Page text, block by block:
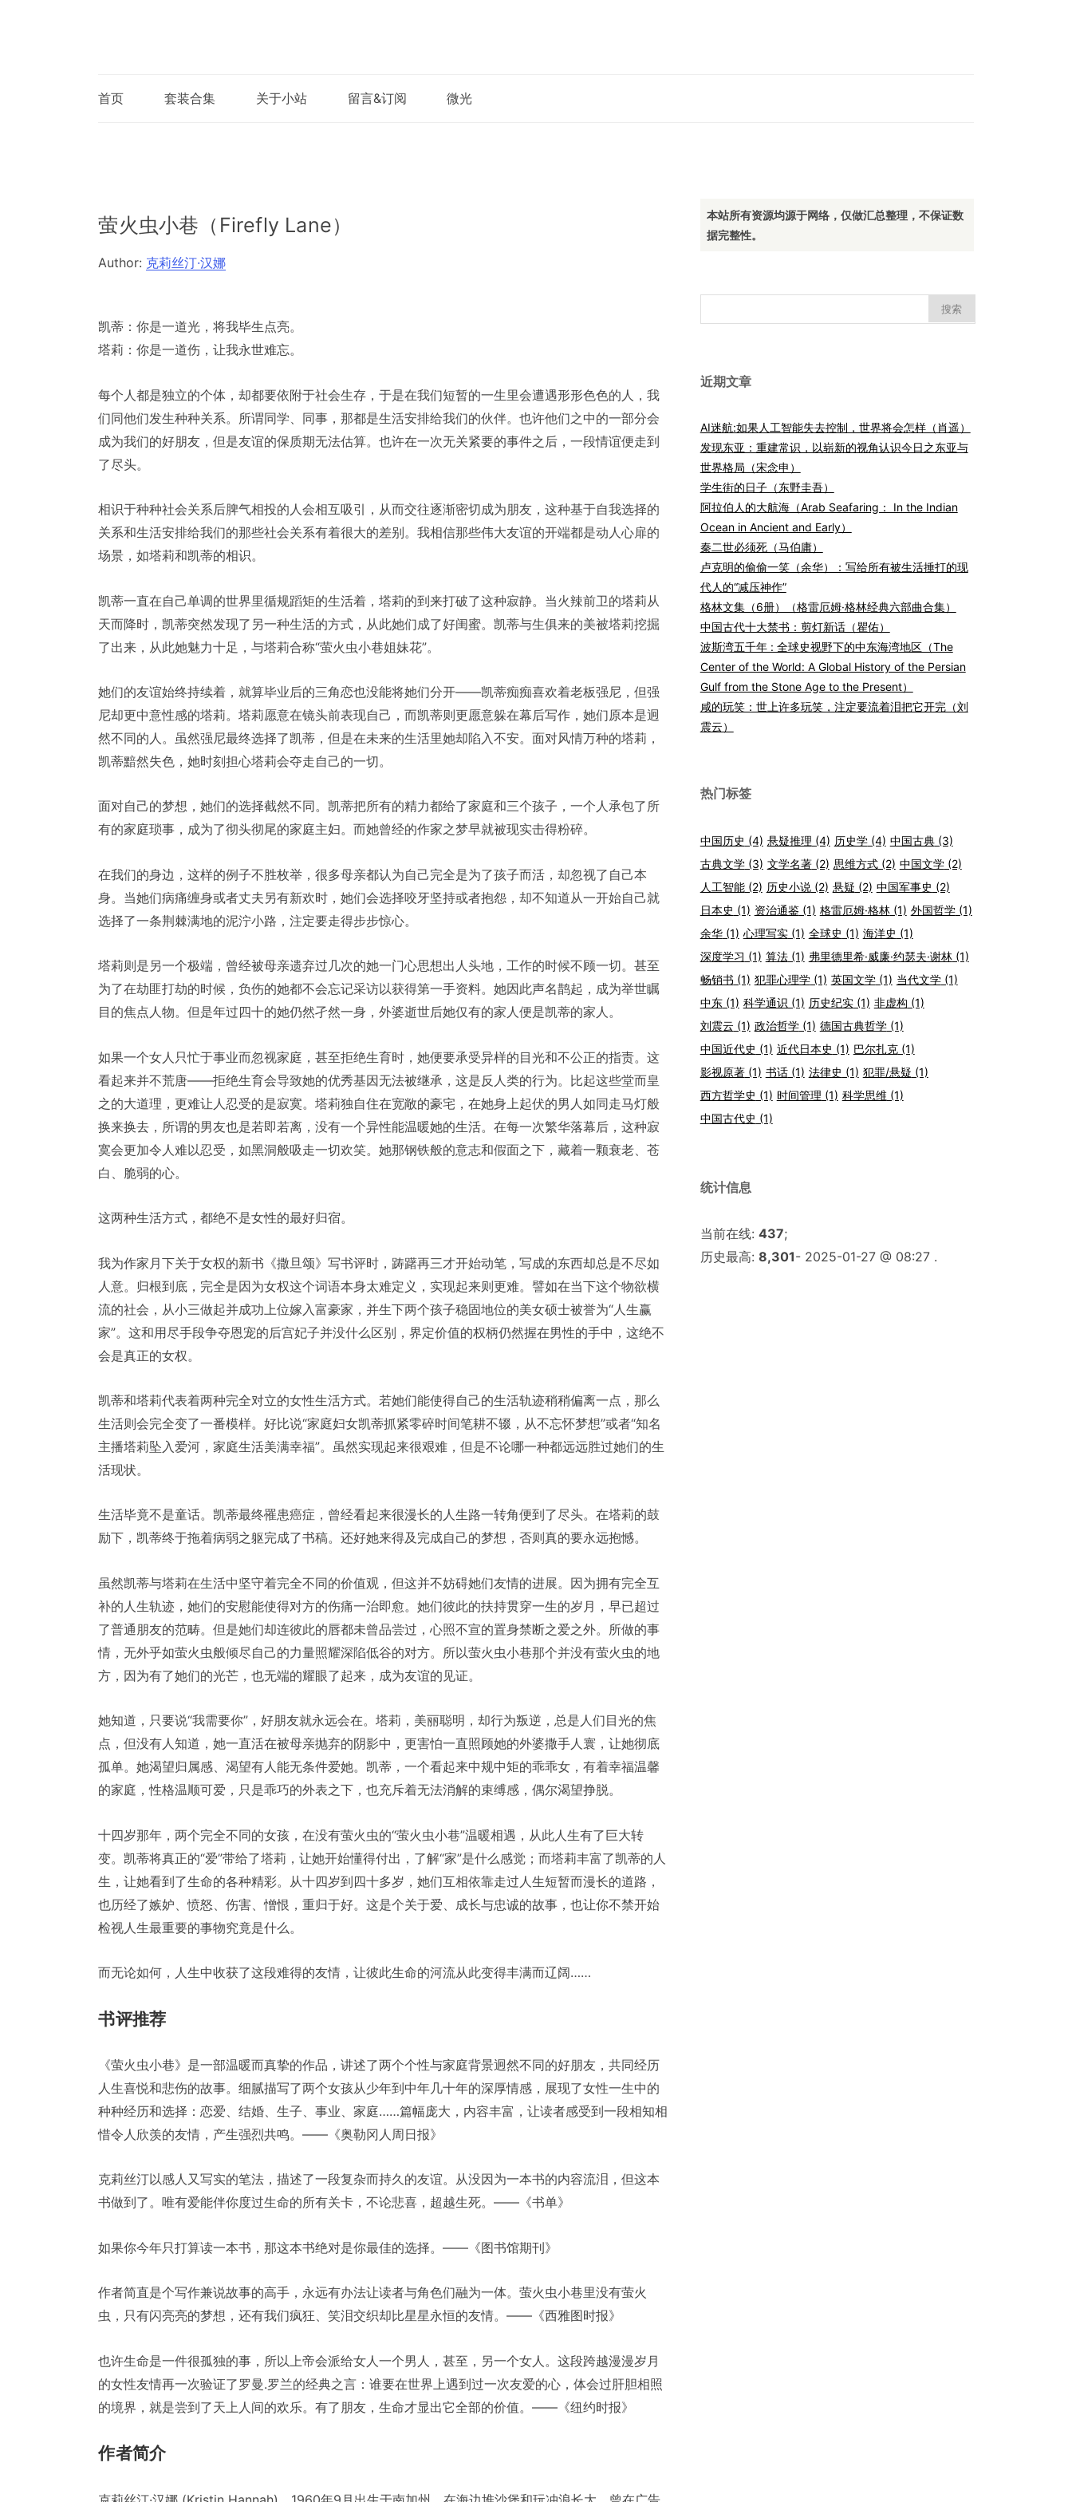
首页 套装合集 关于小站 留言&订阅 微光
萤火虫小巷（Firefly Lane）
Author: 克莉丝汀·汉娜
凯蒂：你是一道光，将我毕生点亮。
塔莉：你是一道伤，让我永世难忘。
每个人都是独立的个体，却都要依附于社会生存，于是在我们短暂的一生里会遭遇形形色色的人，我
们同他们发生种种关系。所谓同学、同事，那都是生活安排给我们的伙伴。也许他们之中的一部分会
成为我们的好朋友，但是友谊的保质期无法估算。也许在一次无关紧要的事件之后，一段情谊便走到
了尽头。
相识于种种社会关系后脾气相投的人会相互吸引，从而交往逐渐密切成为朋友，这种基于自我选择的
关系和生活安排给我们的那些社会关系有着很大的差别。我相信那些伟大友谊的开端都是动人心扉的
场景，如塔莉和凯蒂的相识。
凯蒂一直在自己单调的世界里循规蹈矩的生活着，塔莉的到来打破了这种寂静。当火辣前卫的塔莉从
天而降时，凯蒂突然发现了另一种生活的方式，从此她们成了好闺蜜。凯蒂与生俱来的美被塔莉挖掘
了出来，从此她魅力十足，与塔莉合称“萤火虫小巷姐妹花”。
她们的友谊始终持续着，就算毕业后的三角恋也没能将她们分开——凯蒂痴痴喜欢着老板强尼，但强
尼却更中意性感的塔莉。塔莉愿意在镜头前表现自己，而凯蒂则更愿意躲在幕后写作，她们原本是迥
然不同的人。虽然强尼最终选择了凯蒂，但是在未来的生活里她却陷入不安。面对风情万种的塔莉，
凯蒂黯然失色，她时刻担心塔莉会夺走自己的一切。
面对自己的梦想，她们的选择截然不同。凯蒂把所有的精力都给了家庭和三个孩子，一个人承包了所
有的家庭琐事，成为了彻头彻尾的家庭主妇。而她曾经的作家之梦早就被现实击得粉碎。
在我们的身边，这样的例子不胜枚举，很多母亲都认为自己完全是为了孩子而活，却忽视了自己本
身。当她们病痛缠身或者丈夫另有新欢时，她们会选择咬牙坚持或者抱怨，却不知道从一开始自己就
选择了一条荆棘满地的泥泞小路，注定要走得步步惊心。
塔莉则是另一个极端，曾经被母亲遗弃过几次的她一门心思想出人头地，工作的时候不顾一切。甚至
为了在劫匪打劫的时候，负伤的她都不会忘记采访以获得第一手资料。她因此声名鹊起，成为举世瞩
目的焦点人物。但是年过四十的她仍然孑然一身，外婆逝世后她仅有的家人便是凯蒂的家人。
如果一个女人只忙于事业而忽视家庭，甚至拒绝生育时，她便要承受异样的目光和不公正的指责。这
看起来并不荒唐——拒绝生育会导致她的优秀基因无法被继承，这是反人类的行为。比起这些堂而皇
之的大道理，更难让人忍受的是寂寞。塔莉独自住在宽敞的豪宅，在她身上起伏的男人如同走马灯般
换来换去，所谓的男友也是若即若离，没有一个异性能温暖她的生活。在每一次繁华落幕后，这种寂
寞会更加令人难以忍受，如黑洞般吸走一切欢笑。她那钢铁般的意志和假面之下，藏着一颗衰老、苍
白、脆弱的心。
这两种生活方式，都绝不是女性的最好归宿。
我为作家月下关于女权的新书《撒旦颂》写书评时，踌躇再三才开始动笔，写成的东西却总是不尽如
人意。归根到底，完全是因为女权这个词语本身太难定义，实现起来则更难。譬如在当下这个物欲横
流的社会，从小三做起并成功上位嫁入富豪家，并生下两个孩子稳固地位的美女硕士被誉为“人生赢
家”。这和用尽手段争夺恩宠的后宫妃子并没什么区别，界定价值的权柄仍然握在男性的手中，这绝不
会是真正的女权。
凯蒂和塔莉代表着两种完全对立的女性生活方式。若她们能使得自己的生活轨迹稍稍偏离一点，那么
生活则会完全变了一番模样。好比说“家庭妇女凯蒂抓紧零碎时间笔耕不辍，从不忘怀梦想”或者“知名
主播塔莉坠入爱河，家庭生活美满幸福”。虽然实现起来很艰难，但是不论哪一种都远远胜过她们的生
活现状。
生活毕竟不是童话。凯蒂最终罹患癌症，曾经看起来很漫长的人生路一转角便到了尽头。在塔莉的鼓
励下，凯蒂终于拖着病弱之躯完成了书稿。还好她来得及完成自己的梦想，否则真的要永远抱憾。
虽然凯蒂与塔莉在生活中坚守着完全不同的价值观，但这并不妨碍她们友情的进展。因为拥有完全互
补的人生轨迹，她们的安慰能使得对方的伤痛一治即愈。她们彼此的扶持贯穿一生的岁月，早已超过
了普通朋友的范畴。但是她们却连彼此的唇都未曾品尝过，心照不宣的置身禁断之爱之外。所做的事
情，无外乎如萤火虫般倾尽自己的力量照耀深陷低谷的对方。所以萤火虫小巷那个并没有萤火虫的地
方，因为有了她们的光芒，也无端的耀眼了起来，成为友谊的见证。
她知道，只要说“我需要你”，好朋友就永远会在。塔莉，美丽聪明，却行为叛逆，总是人们目光的焦
点，但没有人知道，她一直活在被母亲抛弃的阴影中，更害怕一直照顾她的外婆撒手人寰，让她彻底
孤单。她渴望归属感、渴望有人能无条件爱她。凯蒂，一个看起来中规中矩的乖乖女，有着幸福温馨
的家庭，性格温顺可爱，只是乖巧的外表之下，也充斥着无法消解的束缚感，偶尔渴望挣脱。
十四岁那年，两个完全不同的女孩，在没有萤火虫的“萤火虫小巷”温暖相遇，从此人生有了巨大转
变。凯蒂将真正的“爱”带给了塔莉，让她开始懂得付出，了解“家”是什么感觉；而塔莉丰富了凯蒂的人
生，让她看到了生命的各种精彩。从十四岁到四十多岁，她们互相依靠走过人生短暂而漫长的道路，
也历经了嫉妒、愤怒、伤害、憎恨，重归于好。这是个关于爱、成长与忠诚的故事，也让你不禁开始
检视人生最重要的事物究竟是什么。
而无论如何，人生中收获了这段难得的友情，让彼此生命的河流从此变得丰满而辽阔……
书评推荐
《萤火虫小巷》是一部温暖而真挚的作品，讲述了两个个性与家庭背景迥然不同的好朋友，共同经历
人生喜悦和悲伤的故事。细腻描写了两个女孩从少年到中年几十年的深厚情感，展现了女性一生中的
种种经历和选择：恋爱、结婚、生子、事业、家庭……篇幅庞大，内容丰富，让读者感受到一段相知相
惜令人欣羡的友情，产生强烈共鸣。——《奥勒冈人周日报》
克莉丝汀以感人又写实的笔法，描述了一段复杂而持久的友谊。从没因为一本书的内容流泪，但这本
书做到了。唯有爱能伴你度过生命的所有关卡，不论悲喜，超越生死。——《书单》
如果你今年只打算读一本书，那这本书绝对是你最佳的选择。——《图书馆期刊》
作者简直是个写作兼说故事的高手，永远有办法让读者与角色们融为一体。萤火虫小巷里没有萤火
虫，只有闪亮亮的梦想，还有我们疯狂、笑泪交织却比星星永恒的友情。——《西雅图时报》
也许生命是一件很孤独的事，所以上帝会派给女人一个男人，甚至，另一个女人。这段跨越漫漫岁月
的女性友情再一次验证了罗曼.罗兰的经典之言：谁要在世界上遇到过一次友爱的心，体会过肝胆相照
的境界，就是尝到了天上人间的欢乐。有了朋友，生命才显出它全部的价值。——《纽约时报》
作者简介
本站所有资源均源于网络，仅做汇总整理，不保证数
据完整性。
索：
近期文章
AI迷航:如果人工智能失去控制，世界将会怎样（肖遥）
发现东亚：重建常识，以崭新的视角认识今日之东亚与
世界格局（宋念申）
学生街的日子（东野圭吾）
阿拉伯人的大航海（Arab Seafaring： In the Indian
Ocean in Ancient and Early）
秦二世必须死（马伯庸）
卢克明的偷偷一笑（余华）：写给所有被生活捶打的现
代人的“减压神作”
格林文集（6册）（格雷厄姆·格林经典六部曲合集）
中国古代十大禁书：剪灯新话（瞿佑）
波斯湾五千年 : 全球史视野下的中东海湾地区（The
Center of the World: A Global History of the Persian
Gulf from the Stone Age to the Present）
咸的玩笑：世上许多玩笑，注定要流着泪把它开完（刘
震云）
热门标签
中国历史 (4) 悬疑推理 (4) 历史学(4) 中国古典(3)
古典文学(3) 文学名著(2) 思维方式(2) 中国文学(2)
人工智能(2) 历史小说(2) 悬疑 (2) 中国军事史 (2)
日本史 (1) 资治通鉴(1) 格雷厄姆·格林(1) 外国哲学(1)
余华(1) 心理写实(1) 全球史 (1) 海洋史 (1)
深度学习 (1) 算法(1) 弗里德里希·威廉·约瑟夫·谢林(1)
畅销书 (1) 犯罪心理学(1) 英国文学(1) 当代文学(1)
中东(1) 科学通识 (1) 历史纪实(1) 非虚构 (1)
刘震云 (1) 政治哲学(1) 德国古典哲学(1)
中国近代史 (1) 近代日本史 (1) 巴尔扎克(1)
影视原著(1) 书话(1) 法律史 (1) 犯罪/悬疑 (1)
西方哲学史 (1) 时间管理 (1) 科学思维(1)
中国古代史 (1)
统计信息
当前在线: 437;
历史最高: 8,301- 2025-01-27 @ 08:27 .